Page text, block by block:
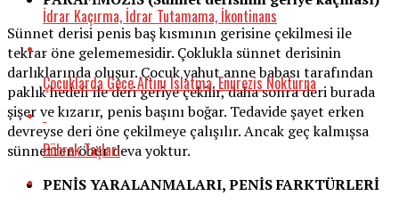
Sünnet derisi penis baş kısmının gerisine çekilmesi ile
tekrar öne gelememesidir. Çoklukla sünnet derisinin
darlıklarında oluşur. Çocuk yahut anne babası tarafından
paklık hedefi ile deri geriye çekilir, daha sonra deri burada
şişer ve kızarır, penis başını boğar. Tedavide şayet erken
devreyse deri öne çekilmeye çalışılır. Ancak geç kalmışsa
sünnetten öbür deva yoktur.
PENİS YARALANMALARI, PENİS FARKTÜRLERİ
İdrar Kaçırma, İdrar Tutamama, İkontinans
Çocuklarda Gece Altını Islatma, Enürezis Nokturna
Böbrek Taşları